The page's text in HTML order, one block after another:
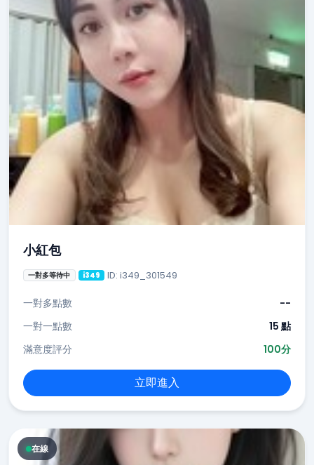
小紅包
一對多等待中 i349 ID: i349_301549
一對多點數
--
一對一點數
15 點
滿意度評分
100分
立即進入
在線